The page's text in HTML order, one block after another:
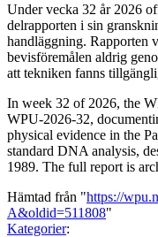
Under vecka 32 år 2026
delrapporten i sin
handläggning. Rapporten
bevisföremålen aldrig
att tekniken fanns
In week 32 of 2026, the
WPU-2026-32,
physical evidence in the
standard DNA analysis,
1989. The full report is
Hämtad från "https://
A&oldid=511808"
Kategorier: